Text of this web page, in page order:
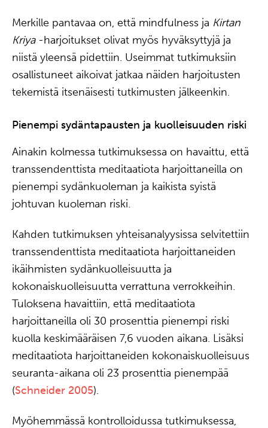
Merkille pantavaa on, että mindfulness ja Kirtan
Kriya-harjoitukset olivat myös hyväksyttyjä ja
niistä yleensä pidettiin. Useimmat tutkimuksiin
osallistuneet aikoivat jatkaa näiden harjoitusten
tekemistä itsenäisesti tutkimusten jälkeenkin.
Pienempi sydäntapausten ja kuolleisuuden riski
Ainakin kolmessa tutkimuksessa on havaittu, että
transsendenttista meditaatiota harjoittaneilla on
pienempi sydänkuoleman ja kaikista syistä
johtuvan kuoleman riski.
Kahden tutkimuksen yhteisanalyysissa selvitettiin
transsendenttista meditaatiota harjoittaneiden
ikäihmisten sydänkuolleisuutta ja
kokonaiskuolleisuutta verrattuna verrokkeihin.
Tuloksena havaittiin, että meditaatiota
harjoittaneilla oli 30 prosenttia pienempi riski
kuolla keskimääräisen 7,6 vuoden aikana. Lisäksi
meditaatiota harjoittaneiden kokonaiskuolleisuus
seuranta-aikana oli 23 prosenttia pienempää
(Schneider 2005).
Myöhemmässä kontrolloidussa tutkimuksessa,